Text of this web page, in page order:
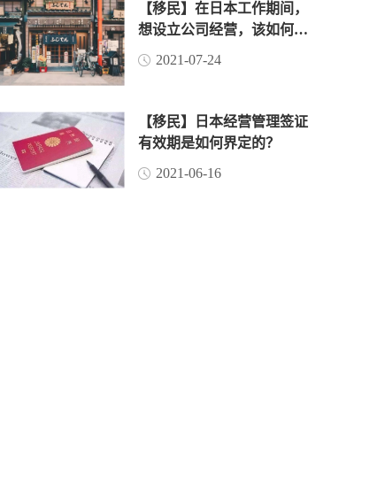
【移民】在日本工作期间，
想设立公司经营，该如何操
作？
2021-07-24
【移民】日本经营管理签证
有效期是如何界定的？
2021-06-16